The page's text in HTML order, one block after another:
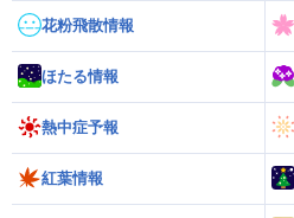
花粉飛散情報
ほたる情報
熱中症予報
紅葉情報